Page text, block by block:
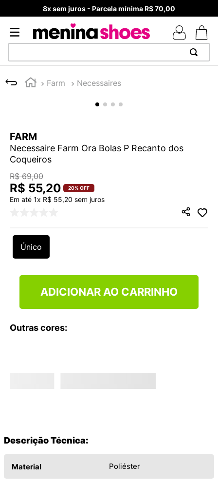
8x sem juros - Parcela mínima R$ 70,00
Farm Necessaires
FARM
Necessaire Farm Ora Bolas P Recanto dos
Coqueiros
R$ 69,00
R$ 55,20 20% OFF
Em até 1x R$ 55,20 sem juros
Único
ADICIONAR AO CARRINHO
Outras cores:
Descrição Técnica:
Material Poliéster
1
TÊNIS NEWS BALANCE 530
4º
MELISSAS MINI BABY
5
ADIDAS
6
SAMBA
7º
MELISSA SLIDE
NEW 530
10º NEW BALANCE 204L